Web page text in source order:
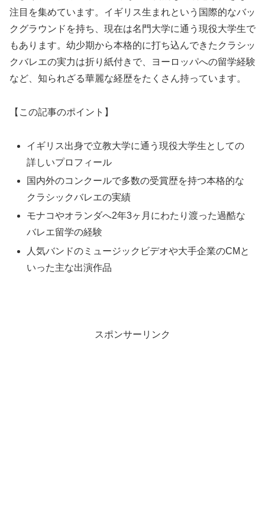
注目を集めています。イギリス生まれという国際的なバッ
クグラウンドを持ち、現在は名門大学に通う現役大学生で
もあります。幼少期から本格的に打ち込んできたクラシッ
クバレエの実力は折り紙付きで、ヨーロッパへの留学経験
など、知られざる華麗な経歴をたくさん持っています。
【この記事のポイント】
イギリス出身で立教大学に通う現役大学生としての
詳しいプロフィール
国内外のコンクールで多数の受賞歴を持つ本格的な
クラシックバレエの実績
モナコやオランダへ2年3ヶ月にわたり渡った過酷な
バレエ留学の経験
人気バンドのミュージックビデオや大手企業のCMと
いった主な出演作品
スポンサーリンク